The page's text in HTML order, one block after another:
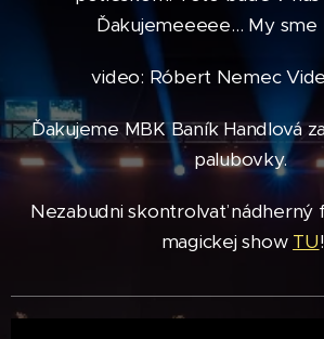
Ďakujemeeeee… My sme
video: Róbert Nemec
Ďakujeme MBK Baník Handlová
palubovky.
Nezabudni skontrolvať
magickej show TU!